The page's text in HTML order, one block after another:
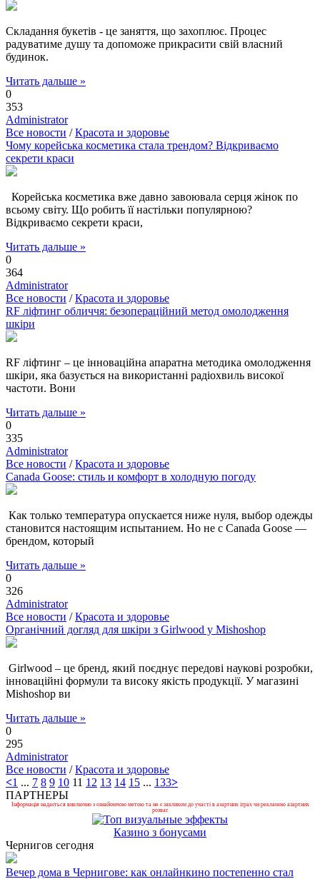
Складання букетів - це заняття, що захоплює. Процес
радуватиме душу та допоможе прикрасити свій власний
будинок.
Читать дальше »
0
353
Administrator
Все новости /Красота и здоровье
Чому корейська косметика стала трендом? Відкриваємо
секрети краси
Корейська косметика вже давно завоювала серця жінок по
всьому світу. Що робить її настільки популярною?
Відкриваємо секрети краси,
Читать дальше »
0
364
Administrator
Все новости /Красота и здоровье
RF ліфтинг обличчя: безопераційний метод омолодження
шкіри
RF ліфтинг – це інноваційна апаратна методика омолодження
шкіри, яка базується на використанні радіохвиль високої
частоти. Вони
Читать дальше »
0
335
Administrator
Все новости /Красота и здоровье
Canada Goose: стиль и комфорт в холодную погоду
Как только температура опускается ниже нуля, выбор одежды
становится настоящим испытанием. Но не с Canada Goose —
брендом, который
Читать дальше »
0
326
Administrator
Все новости /Красота и здоровье
Органічний догляд для шкіри з Girlwood у Mishoshop
Girlwood – це бренд, який поєднує передові наукові розробки,
інноваційні формули та високу якість продукції. У магазині
Mishoshop ви
Читать дальше »
0
295
Administrator
Все новости /Красота и здоровье
<1 ... 7 8 9 10 11 12 13 14 15 ... 133>
ПАРТНЕРЫ
Інформація надається виключно з ознайомчою метою та не є закликом до участі в азартних іграх чи рекламою азартних
розваг.
Казино з бонусами
Чернигов сегодня
Вечер дома в Чернигове: как онлайнкино постепенно стал